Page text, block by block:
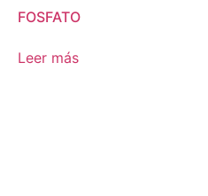
FOSFATO
Leer más